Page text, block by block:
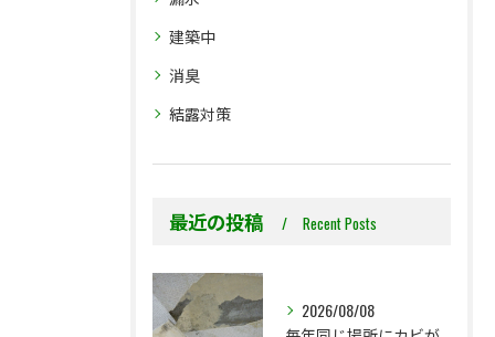
建築中
消臭
結露対策
最近の投稿 Recent Posts
2026/08/08